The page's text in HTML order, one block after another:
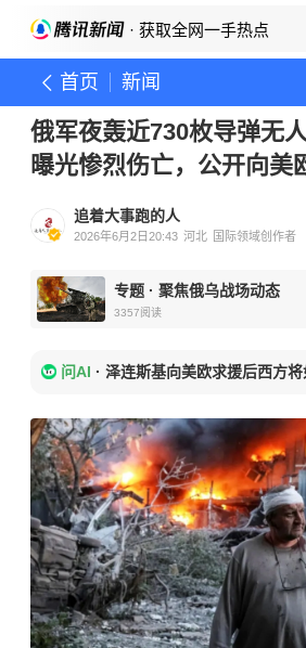
· 获取全网一手热点
首页 新闻
俄军夜轰近730枚导弹无
曝光惨烈伤亡，公开向美
追着大事跑的人
2026年6月2日20:43 河北 国际领域创作者
专题 · 聚焦俄乌战场动态
3357阅读
问AI · 泽连斯基向美欧求援后西方将